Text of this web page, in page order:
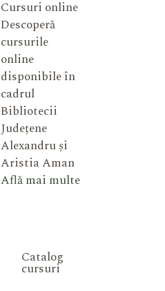
Cursuri online
Descoperă
cursurile
online
disponibile în
cadrul
Bibliotecii
Județene
Alexandru și
Aristia Aman
Află mai multe
Catalog
cursuri